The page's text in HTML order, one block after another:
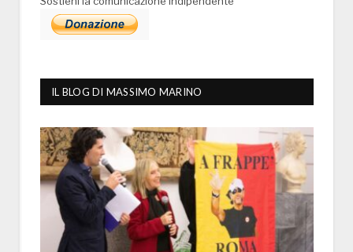
IL BLOG DI MASSIMO MARINO